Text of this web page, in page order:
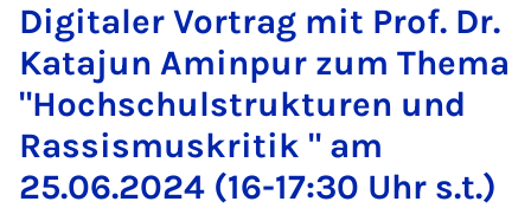
Di­gi­ta­ler Vor­trag mit Prof. Dr.
Ka­ta­jun Amin­pur zum The­ma
"Hoch­schul­struk­tu­ren und
Ras­sis­mus­kri­tik " am
25.06.2024 (16-17:30 Uhr s.t.)